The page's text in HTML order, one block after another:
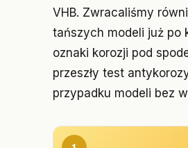
VHB. Zwracaliśmy
tańszych modeli już po
oznaki korozji pod
przeszły test
przypadku modeli bez